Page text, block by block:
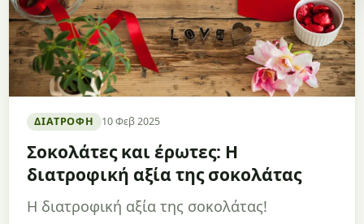
ΔΙΑΤΡΟΦΉ 10 Φεβ 2025
Σοκολάτες και έρωτες: Η
διατροφική αξία της σοκολάτας
Η διατροφική αξία της σοκολάτας!